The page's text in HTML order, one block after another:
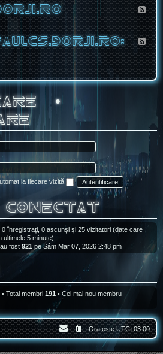
I
.
R
O
.
D
O
R
J
I
.
R
O
F
l
u
x
-
C
S
P
R
O
.
D
R
O
F
l
u
x
-
C
S
A
U
L
S
D
O
1
•
la fiecare vizită
conectat
0 înregistrați, 0 ascunși și 25 vizitatori (date care
ultimele 5 minute)
fost 921 pe Sâm Mar 07, 2026 2:48 pm
• Total membri 191 • Cel mai nou membru
Ora esteUTC+03:00